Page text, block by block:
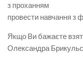
з проханням
провести навчання з
Якщо Ви бажаєте
Олександра